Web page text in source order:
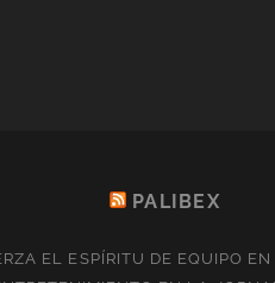
PALIBEX
EL ESPÍRITU DE EQUIPO